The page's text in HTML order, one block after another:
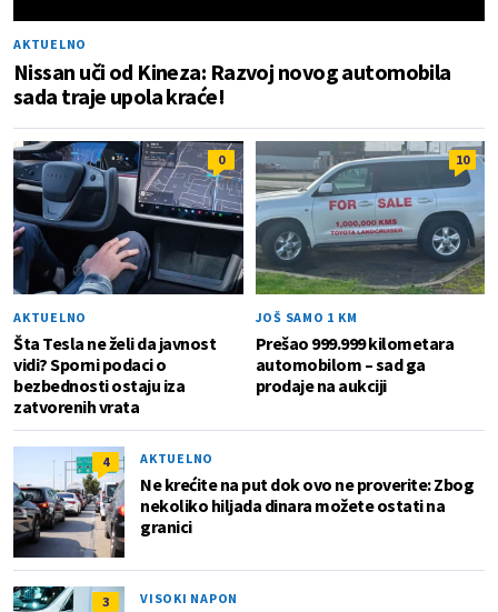
AKTUELNO
Nissan uči od Kineza: Razvoj novog automobila
sada traje upola kraće!
0
AKTUELNO
Šta Tesla ne želi da javnost
vidi? Sporni podaci o
bezbednosti ostaju iza
zatvorenih vrata
10
JOŠ SAMO 1 KM
Prešao 999.999 kilometara
automobilom – sad ga
prodaje na aukciji
4 AKTUELNO
Ne krećite na put dok ovo ne proverite: Zbog
nekoliko hiljada dinara možete ostati na
granici
3 VISOKI NAPON